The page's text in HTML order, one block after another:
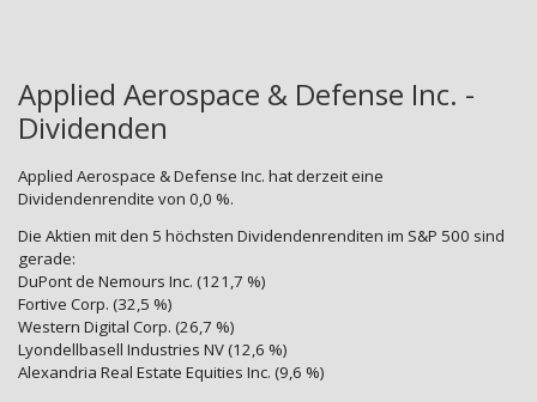
Applied Aerospace & Defense Inc. -
Dividenden
Applied Aerospace & Defense Inc. hat derzeit eine
Dividendenrendite von 0,0 %.
Die Aktien mit den 5 höchsten Dividendenrenditen im S&P 500 sind
gerade:
DuPont de Nemours Inc. (121,7 %)
Fortive Corp. (32,5 %)
Western Digital Corp. (26,7 %)
Lyondellbasell Industries NV (12,6 %)
Alexandria Real Estate Equities Inc. (9,6 %)